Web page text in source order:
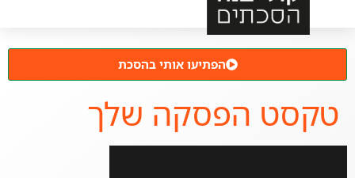
הפתיעו אותי בהסכת
טקסט הפסקה שלך